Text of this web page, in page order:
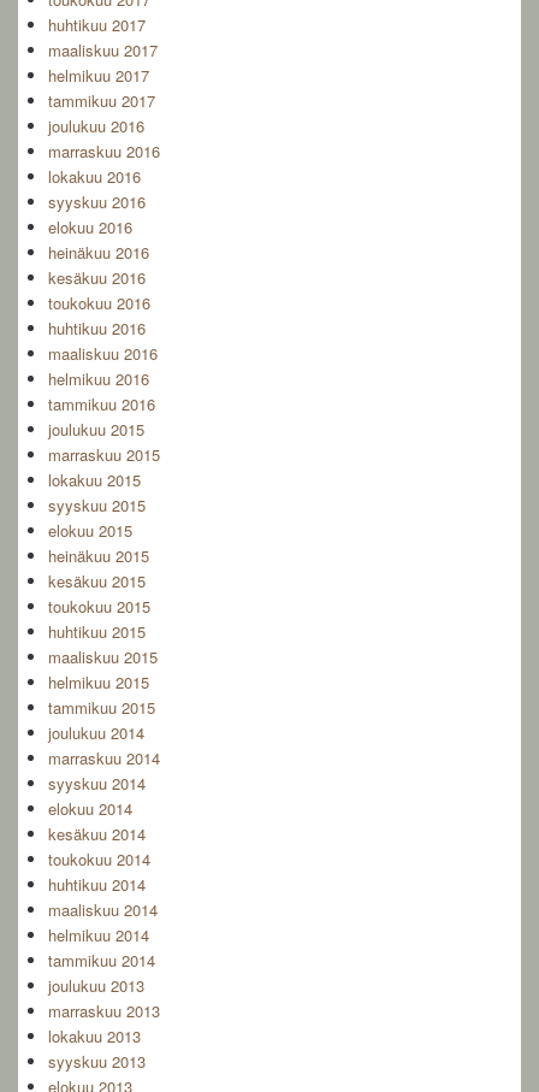
huhtikuu 2017
maaliskuu 2017
helmikuu 2017
tammikuu 2017
joulukuu 2016
marraskuu 2016
lokakuu 2016
syyskuu 2016
elokuu 2016
heinäkuu 2016
kesäkuu 2016
toukokuu 2016
huhtikuu 2016
maaliskuu 2016
helmikuu 2016
tammikuu 2016
joulukuu 2015
marraskuu 2015
lokakuu 2015
syyskuu 2015
elokuu 2015
heinäkuu 2015
kesäkuu 2015
toukokuu 2015
huhtikuu 2015
maaliskuu 2015
helmikuu 2015
tammikuu 2015
joulukuu 2014
marraskuu 2014
syyskuu 2014
elokuu 2014
kesäkuu 2014
toukokuu 2014
huhtikuu 2014
maaliskuu 2014
helmikuu 2014
tammikuu 2014
joulukuu 2013
marraskuu 2013
lokakuu 2013
syyskuu 2013
elokuu 2013